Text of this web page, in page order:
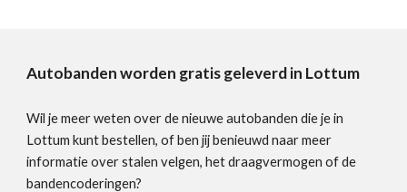
Autobanden worden gratis geleverd in Lottum
Wil je meer weten over de nieuwe autobanden die je in
Lottum kunt bestellen, of ben jij benieuwd naar meer
informatie over stalen velgen, het draagvermogen of de
bandencoderingen?